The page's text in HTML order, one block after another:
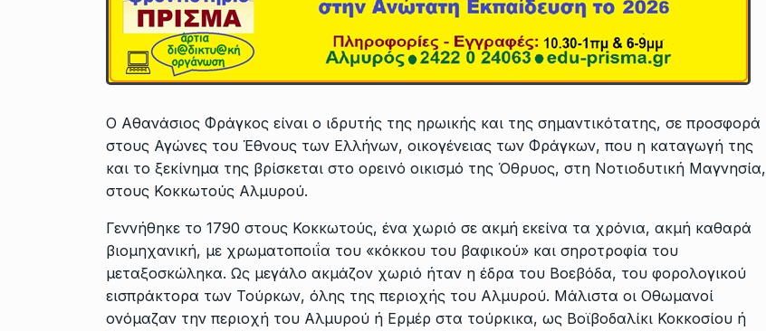
Ο Αθανάσιος Φράγκος είναι ο ιδρυτής της ηρωικής και της σημαντικότατης, σε προσφορά
στους Αγώνες του Έθνους των Ελλήνων, οικογένειας των Φράγκων, που η καταγωγή της
και το ξεκίνημα της βρίσκεται στο ορεινό οικισμό της Όθρυος, στη Νοτιοδυτική Μαγνησία,
στους Κοκκωτούς Αλμυρού.
Γεννήθηκε το 1790 στους Κοκκωτούς, ένα χωριό σε ακμή εκείνα τα χρόνια, ακμή καθαρά
βιομηχανική, με χρωματοποιΐα του «κόκκου του βαφικού» και σηροτροφία του
μεταξοσκώληκα. Ως μεγάλο ακμάζον χωριό ήταν η έδρα του Βοεβόδα, του φορολογικού
εισπράκτορα των Τούρκων, όλης της περιοχής του Αλμυρού. Μάλιστα οι Οθωμανοί
ονόμαζαν την περιοχή του Αλμυρού ή Ερμέρ στα τούρκικα, ως Βοϊβοδαλίκι Κοκκοσίου ή